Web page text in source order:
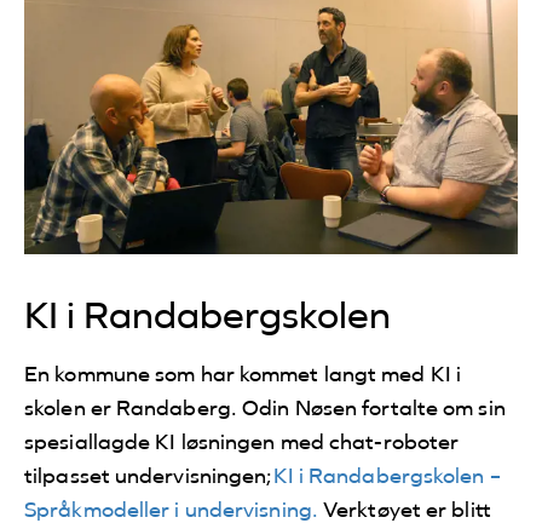
KI i Randabergskolen
En kommune som har kommet langt med KI i
skolen er Randaberg. Odin Nøsen fortalte om sin
spesiallagde KI løsningen med chat-roboter
tilpasset undervisningen;KI i Randabergskolen –
Språkmodeller i undervisning.Verktøyet er blitt